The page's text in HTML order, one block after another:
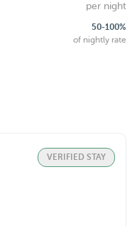
per night
50-100%
of nightly rate
VERIFIED STAY